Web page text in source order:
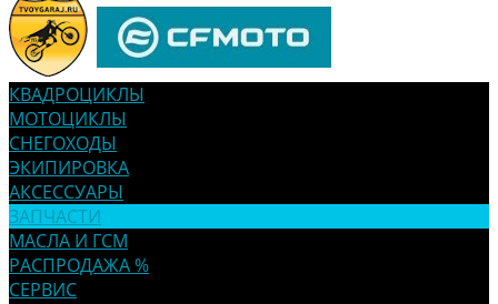
КВАДРОЦИКЛЫ
МОТОЦИКЛЫ
СНЕГОХОДЫ
ЭКИПИРОВКА
АКСЕССУАРЫ
ЗАПЧАСТИ
МАСЛА И ГСМ
РАСПРОДАЖА %
СЕРВИС